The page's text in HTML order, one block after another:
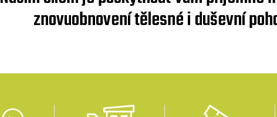
znovuobnovení tělesné i duševní